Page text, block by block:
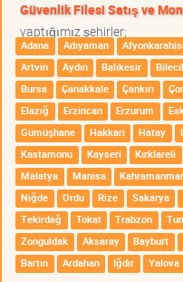
Güvenlik Filesi Satış ve
yaptığımız şehirler;
Adana Adıyaman
Artvin
Aydın Balıkesir
Bursa
Çanakkale Çankırı
Elazığ
Erzincan Erzurum
Gümüşhane
Hakkari Hatay
Kastamonu
Kayseri Kırklareli
Malatya
Manisa
Niğde
Ordu Rize Sakarya
Tekirdağ
Tokat Trabzon
Zonguldak
Aksaray Bayburt
Bartın
Ardahan Iğdır Yalova